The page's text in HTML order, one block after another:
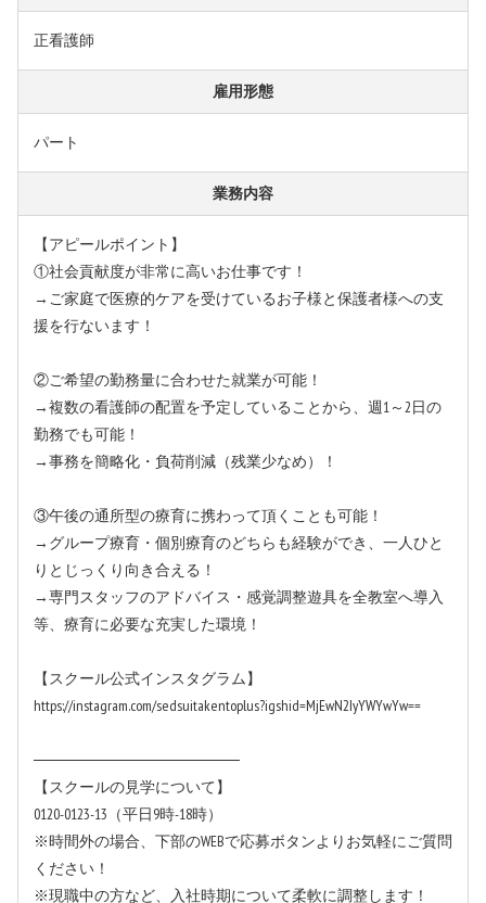
正看護師
雇用形態
パート
業務内容
【アピールポイント】
①社会貢献度が非常に高いお仕事です！
→ご家庭で医療的ケアを受けているお子様と保護者様への支
援を行ないます！
②ご希望の勤務量に合わせた就業が可能！
→複数の看護師の配置を予定していることから、週1～2日の
勤務でも可能！
→事務を簡略化・負荷削減（残業少なめ）！
③午後の通所型の療育に携わって頂くことも可能！
→グループ療育・個別療育のどちらも経験ができ、一人ひと
りとじっくり向き合える！
→専門スタッフのアドバイス・感覚調整遊具を全教室へ導入
等、療育に必要な充実した環境！
【スクール公式インスタグラム】
https://instagram.com/sedsuitakentoplus?igshid=MjEwN2IyYWYwYw==
───────────────────
【スクールの見学について】
0120-0123-13（平日9時-18時）
※時間外の場合、下部のWEBで応募ボタンよりお気軽にご質問
ください！
※現職中の方など、入社時期について柔軟に調整します！